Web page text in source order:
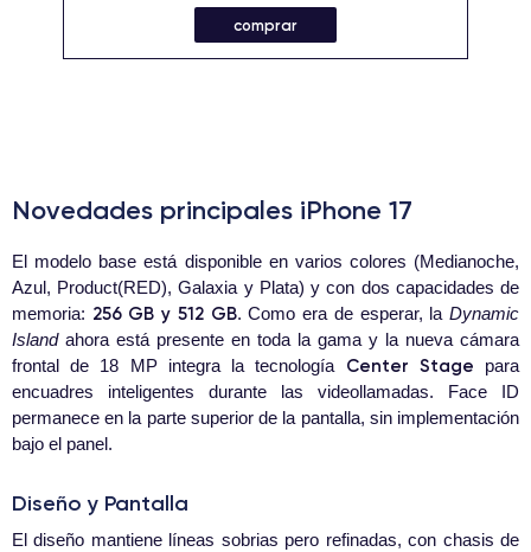
comprar
Novedades principales iPhone 17
El modelo base está disponible en varios colores (Medianoche,
Azul, Product(RED), Galaxia y Plata) y con dos capacidades de
memoria: 256 GB y 512 GB. Como era de esperar, laDynamic
Islandahora está presente en toda la gama y la nueva cámara
frontal de 18 MP integra la tecnología Center Stage para
encuadres inteligentes durante las videollamadas. Face ID
permanece en la parte superior de la pantalla, sin implementación
bajo el panel.
Diseño y Pantalla
El diseño mantiene líneas sobrias pero refinadas, con chasis de